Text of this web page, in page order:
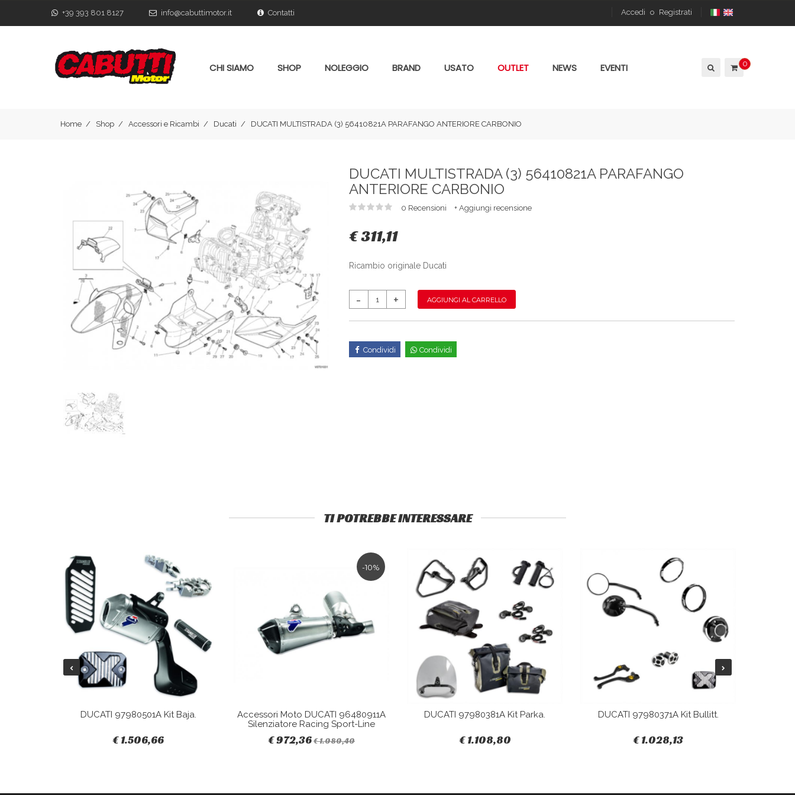
+39 393 801 8127 info@cabuttimotor.it Contatti Accedi o Registrati
0
CHI SIAMO SHOP NOLEGGIO BRAND USATO OUTLET NEWS EVENTI
Home Shop Accessori e Ricambi Ducati DUCATI MULTISTRADA (3) 56410821A PARAFANGO ANTERIORE CARBONIO
DUCATI MULTISTRADA (3) 56410821A PARAFANGO
ANTERIORE CARBONIO
0 Recensioni + Aggiungi recensione
€ 311,11
Ricambio originale Ducati
AGGIUNGI AL CARRELLO
Condividi Condividi
TI POTREBBE INTERESSARE
DUCATI 97980501A Kit Baja.
€ 1.506,66
-10%
Accessori Moto DUCATI 96480911A
Silenziatore Racing Sport-Line
€ 972,36€ 1.080,40
DUCATI 97980381A Kit Parka.
€ 1.108,80
DUCATI 97980371A Kit Bullitt.
€ 1.028,13